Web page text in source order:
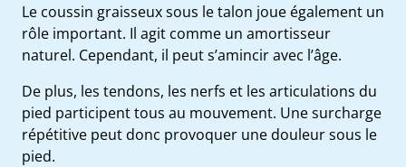
Le coussin graisseux sous le talon joue également un
rôle important. Il agit comme un amortisseur
naturel. Cependant, il peut s’amincir avec l’âge.
De plus, les tendons, les nerfs et les articulations du
pied participent tous au mouvement. Une surcharge
répétitive peut donc provoquer une douleur sous le
pied.